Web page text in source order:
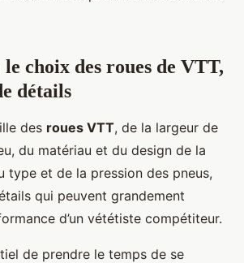
choix des roues de VTT,
détails
des roues VTT, de la largeur de
du matériau et du design de la
type et de la pression des pneus,
qui peuvent grandement
d’un vététiste compétiteur.
de prendre le temps de se